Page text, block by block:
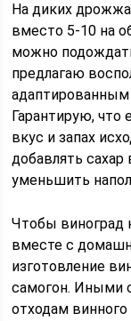
На диких
вместо 5-10 на
можно
предлагаю
Гарантирую, что
вкус и запах
добавлять
уменьшить
Чтобы виноград
вместе с
изготовление
самогон. Иными
отходам